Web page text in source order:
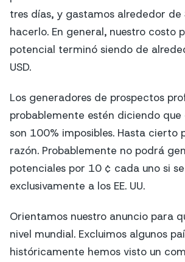
tres días, y gastamos alrededor de
hacerlo. En general, nuestro costo
potencial terminó siendo de
USD.
Los generadores de prospectos
probablemente estén diciendo que
son 100% imposibles. Hasta cierto
razón. Probablemente no podrá
potenciales por 10 ¢ cada uno si
exclusivamente a los EE. UU.
Orientamos nuestro anuncio para
nivel mundial. Excluimos algunos
históricamente hemos visto un